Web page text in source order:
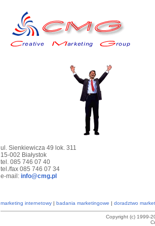
ul. Sienkiewicza 49 lok. 311
15-002 Białystok
tel. 085 746 07 40
tel./fax 085 746 07 34
e-mail: info@cmg.pl
marketing internetowy | badania marketingowe | doradztwo
Copyright (c) 1999-